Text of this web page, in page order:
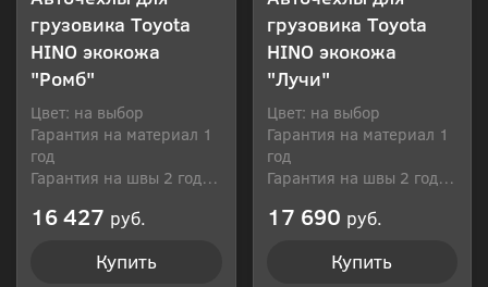
грузовика Toyota
HINO экокожа
"Ромб"
Цвет: на выбор
Гарантия на материал 1
год
Гарантия на швы 2 года
16 427 руб.
Купить
грузовика Toyota
HINO экокожа
"Лучи"
Цвет: на выбор
Гарантия на материал 1
год
Гарантия на швы 2 года
17 690 руб.
Купить